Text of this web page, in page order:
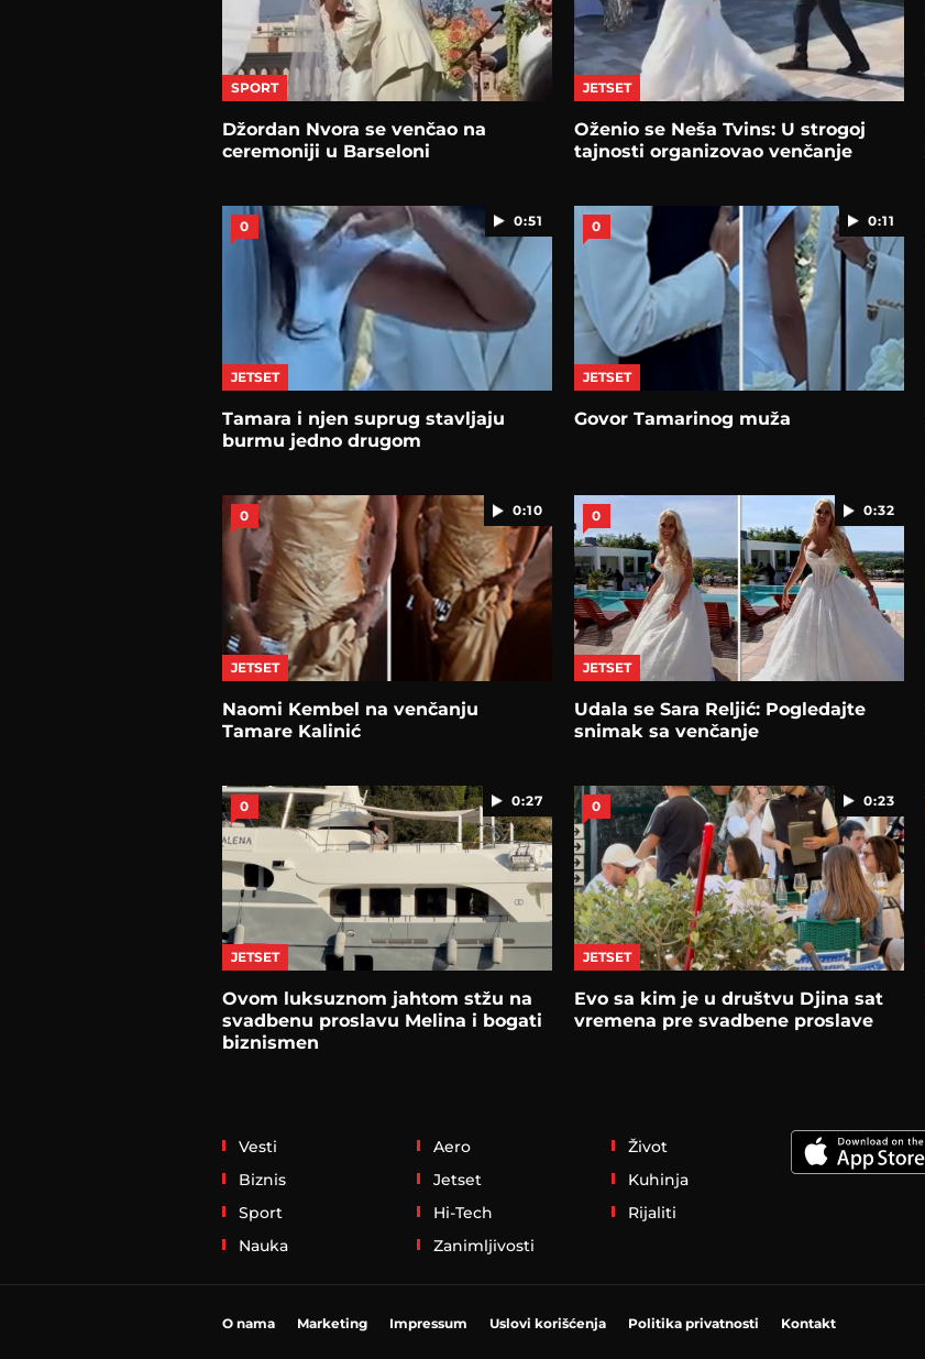
SPORT
Džordan Nvora se venčao na
ceremoniji u Barseloni
JETSET
Oženio se Neša Tvins: U strogoj
tajnosti organizovao venčanje
0:51
0
JETSET
Tamara i njen suprug stavljaju
burmu jedno drugom
0:11
0
JETSET
Govor Tamarinog muža
0:10
0
JETSET
Naomi Kembel na venčanju
Tamare Kalinić
0:32
0
JETSET
Udala se Sara Reljić: Pogledajte
snimak sa venčanje
0:27
0
JETSET
Ovom luksuznom jahtom stžu na
svadbenu proslavu Melina i bogati
biznismen
0:23
0
JETSET
Evo sa kim je u društvu Djina sat
vremena pre svadbene proslave
Vesti
Biznis
Sport
Nauka
Aero
Jetset
Hi-Tech
Zanimljivosti
Život
Kuhinja
Rijaliti
O nama Marketing Impressum Uslovi korišćenja Politika privatnosti Kontakt